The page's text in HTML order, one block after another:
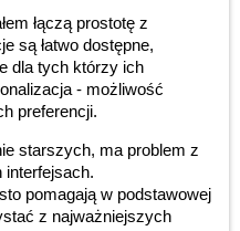
łączą prostotę z
są łatwo dostępne,
dla tych którzy ich
- możliwość
preferencji.
starszych, ma problem z
interfejsach.
pomagają w podstawowej
z najważniejszych